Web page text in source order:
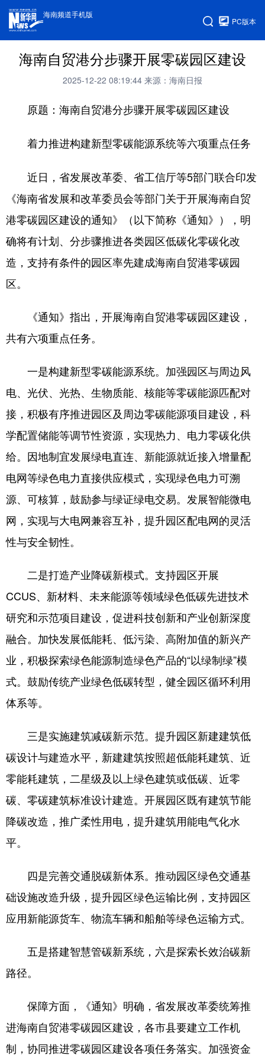
海南频道手机版
PC版本
海南自贸港分步骤开展零碳园区建设
2025-12-22 08:19:44 来源：海南日报
原题：海南自贸港分步骤开展零碳园区建设
着力推进构建新型零碳能源系统等六项重点任务
近日，省发展改革委、省工信厅等5部门联合印发
《海南省发展和改革委员会等部门关于开展海南自贸
港零碳园区建设的通知》（以下简称《通知》），明
确将有计划、分步骤推进各类园区低碳化零碳化改
造，支持有条件的园区率先建成海南自贸港零碳园
区。
《通知》指出，开展海南自贸港零碳园区建设，
共有六项重点任务。
一是构建新型零碳能源系统。加强园区与周边风
电、光伏、光热、生物质能、核能等零碳能源匹配对
接，积极有序推进园区及周边零碳能源项目建设，科
学配置储能等调节性资源，实现热力、电力零碳化供
给。因地制宜发展绿电直连、新能源就近接入增量配
电网等绿色电力直接供应模式，实现绿色电力可溯
源、可核算，鼓励参与绿证绿电交易。发展智能微电
网，实现与大电网兼容互补，提升园区配电网的灵活
性与安全韧性。
二是打造产业降碳新模式。支持园区开展
CCUS、新材料、未来能源等领域绿色低碳先进技术
研究和示范项目建设，促进科技创新和产业创新深度
融合。加快发展低能耗、低污染、高附加值的新兴产
业，积极探索绿色能源制造绿色产品的“以绿制绿”模
式。鼓励传统产业绿色低碳转型，健全园区循环利用
体系等。
三是实施建筑减碳新示范。提升园区新建建筑低
碳设计与建造水平，新建建筑按照超低能耗建筑、近
零能耗建筑，二星级及以上绿色建筑或低碳、近零
碳、零碳建筑标准设计建造。开展园区既有建筑节能
降碳改造，推广柔性用电，提升建筑用能电气化水
平。
四是完善交通脱碳新体系。推动园区绿色交通基
础设施改造升级，提升园区绿色运输比例，支持园区
应用新能源货车、物流车辆和船舶等绿色运输方式。
五是搭建智慧管碳新系统，六是探索长效治碳新
路径。
保障方面，《通知》明确，省发展改革委统筹推
进海南自贸港零碳园区建设，各市县要建立工作机
制，协同推进零碳园区建设各项任务落实。加强资金